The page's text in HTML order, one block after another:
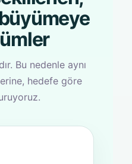
Bu nedenle aynı
hedefe göre